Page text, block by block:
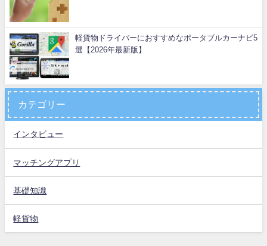
軽貨物ドライバーにおすすめなポータブルカーナビ5
選【2026年最新版】
カテゴリー
インタビュー
マッチングアプリ
基礎知識
軽貨物